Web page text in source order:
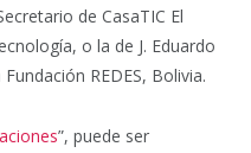
de CasaTIC El
o la de J. Eduardo
REDES, Bolivia.
”, puede ser